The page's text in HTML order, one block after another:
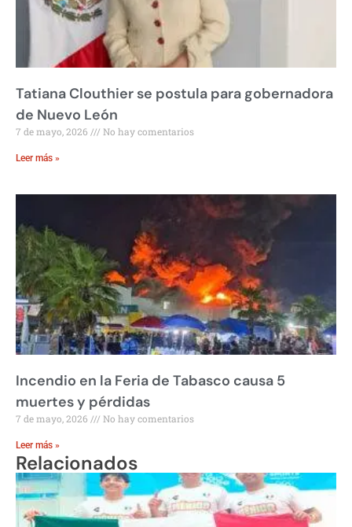
Tatiana Clouthier se postula para gobernadora
de Nuevo León
7 de mayo, 2026 No hay comentarios
Leer más »
Incendio en la Feria de Tabasco causa 5
muertes y pérdidas
7 de mayo, 2026 No hay comentarios
Leer más »
Relacionados